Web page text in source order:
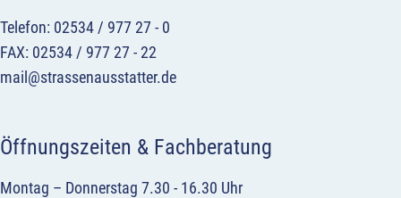
Telefon: 02534 / 977 27 - 0
FAX: 02534 / 977 27 - 22
mail@strassenausstatter.de
Öffnungszeiten & Fachberatung
Montag – Donnerstag 7.30 - 16.30 Uhr